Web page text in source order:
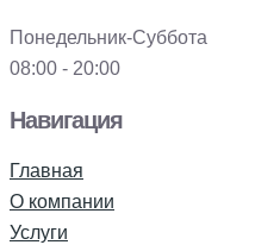
Понедельник-Суббота
08:00 - 20:00
Навигация
Главная
О компании
Услуги